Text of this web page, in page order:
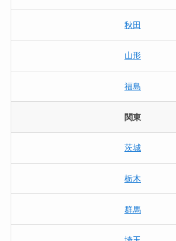
秋田
山形
福島
関東
茨城
栃木
群馬